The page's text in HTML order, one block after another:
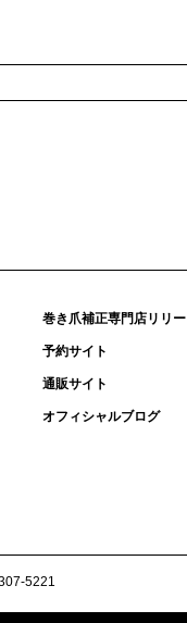
巻き爪補正専門店リリー
予約サイト
通販サイト
オフィシャルブログ
5221